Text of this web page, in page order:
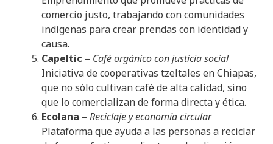
comercio justo, trabajando con comunidades
indígenas para crear prendas con identidad y
causa.
Capeltic – Café orgánico con justicia social
Iniciativa de cooperativas tzeltales en Chiapas,
que no sólo cultivan café de alta calidad, sino
que lo comercializan de forma directa y ética.
Ecolana – Reciclaje y economía circular
Plataforma que ayuda a las personas a reciclar